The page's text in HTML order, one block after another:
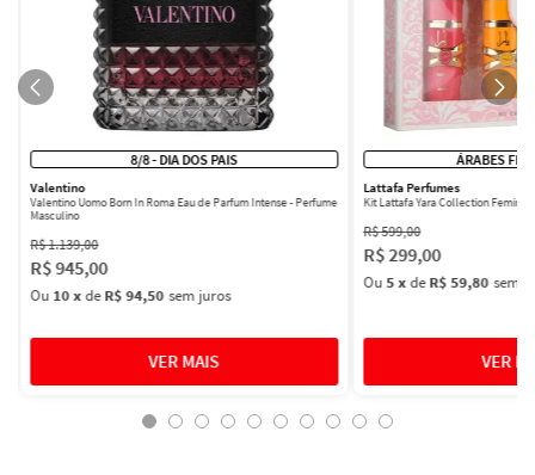
8/8 - DIA DOS PAIS
Valentino
Valentino Uomo Born In Roma Eau de Parfum Intense - Perfume
Masculino
R$1.139,00
R$945,00
Ou 10xdeR$ 94,50 sem juros
ÁRABES
Lattafa Perfumes
Kit Lattafa Yara Collection
R$599,00
R$ 299,00
Ou5xdeR$ 59,80 sem